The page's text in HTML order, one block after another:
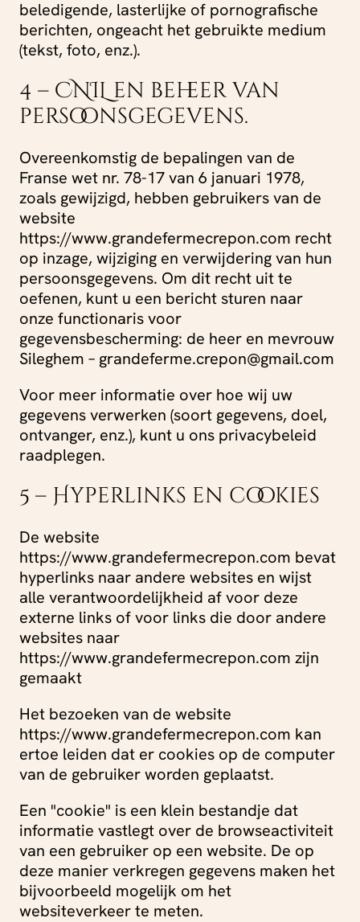
beledigende, lasterlijke of pornografische
berichten, ongeacht het gebruikte medium
(tekst, foto, enz.).
4 – CNIL en beheer van
persoonsgegevens.
Overeenkomstig de bepalingen van de
Franse wet nr. 78-17 van 6 januari 1978,
zoals gewijzigd, hebben gebruikers van de
website
https://www.grandefermecrepon.com recht
op inzage, wijziging en verwijdering van hun
persoonsgegevens. Om dit recht uit te
oefenen, kunt u een bericht sturen naar
onze functionaris voor
gegevensbescherming: de heer en mevrouw
Sileghem – grandeferme.crepon@gmail.com
Voor meer informatie over hoe wij uw
gegevens verwerken (soort gegevens, doel,
ontvanger, enz.), kunt u ons privacybeleid
raadplegen.
5 – Hyperlinks en cookies
De website
https://www.grandefermecrepon.com bevat
hyperlinks naar andere websites en wijst
alle verantwoordelijkheid af voor deze
externe links of voor links die door andere
websites naar
https://www.grandefermecrepon.com zijn
gemaakt
Het bezoeken van de website
https://www.grandefermecrepon.com kan
ertoe leiden dat er cookies op de computer
van de gebruiker worden geplaatst.
Een "cookie" is een klein bestandje dat
informatie vastlegt over de browseactiviteit
van een gebruiker op een website. De op
deze manier verkregen gegevens maken het
bijvoorbeeld mogelijk om het
websiteverkeer te meten.